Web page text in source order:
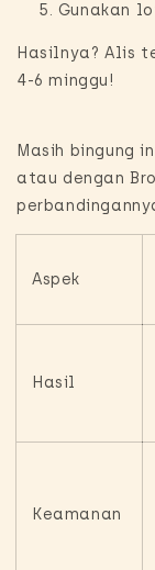
Gunakan
Hasilnya? Alis
4-6 minggu!
Masih bingung
atau dengan
Aspek
Hasil
Keamanan